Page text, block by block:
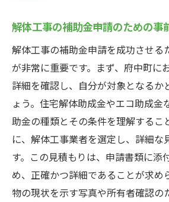
解体工事の補助金申請のための事
解体工事の補助金申請を成功させる
が非常に重要です。まず、府中町に
詳細を確認し、自分が対象となるか
ょう。住宅解体助成金やエコ助成金
助金の種類とその条件を理解するこ
に、解体工事業者を選定し、詳細な
す。この見積もりは、申請書類に添
め、正確かつ詳細であることが求め
物の現状を示す写真や所有者確認の